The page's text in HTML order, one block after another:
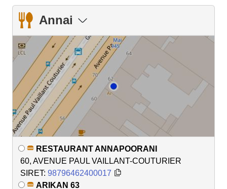
Annai
RESTAURANT ANNAPOORANI
60, AVENUE PAUL VAILLANT-COUTURIER
SIRET: 98796462400017
ARIKAN 63